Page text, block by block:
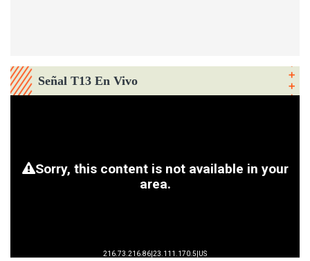
Señal T13 En Vivo